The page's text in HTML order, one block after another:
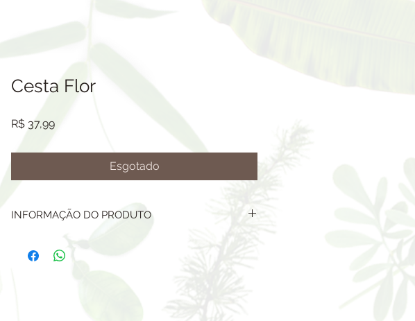
Cesta Flor
R$ 37,99Preço
Esgotado
INFORMAÇÃO DO PRODUTO
TAMANHO: ALTURA 32CM-BOCA 22X30CM-BASE